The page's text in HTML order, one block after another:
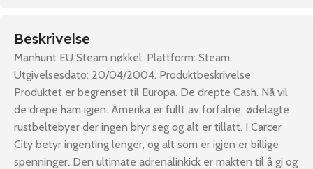
Beskrivelse
Manhunt EU Steam nøkkel. Plattform: Steam.
Utgivelsesdato: 20/04/2004. Produktbeskrivelse
Produktet er begrenset til Europa. De drepte Cash. Nå vil
de drepe ham igjen. Amerika er fullt av forfalne, ødelagte
rustbeltebyer der ingen bryr seg og alt er tillatt. I Carcer
City betyr ingenting lenger, og alt som er igjen er billige
spenninger. Den ultimate adrenalinkick er makten til å gi og